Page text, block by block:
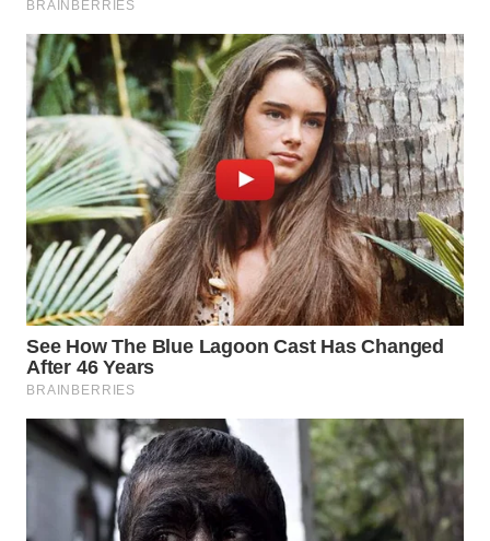
SUBANG
WN
SUKABUMI
WN
PURWAKARTA
WN
PRIANGAN
TIMUR
SEMARANG
WN
SOLO
WN
BOROBUDUR